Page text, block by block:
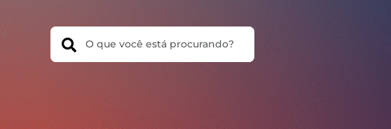
Search